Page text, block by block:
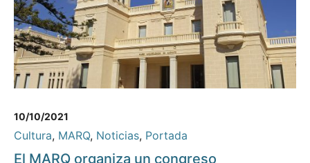
10/10/2021
Cultura, MARQ, Noticias, Portada
El MARQ organiza un congreso